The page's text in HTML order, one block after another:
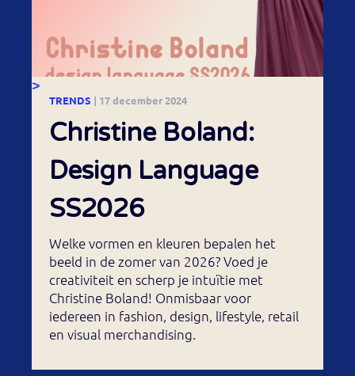
>
TRENDS | 17 december 2024
Christine Boland:
Design Language
SS2026
Welke vormen en kleuren bepalen het
beeld in de zomer van 2026? Voed je
creativiteit en scherp je intuïtie met
Christine Boland! Onmisbaar voor
iedereen in fashion, design, lifestyle, retail
en visual merchandising.